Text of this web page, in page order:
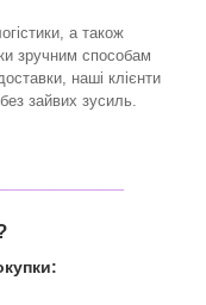
а також
зручним способам
наші клієнти
зайвих зусиль.